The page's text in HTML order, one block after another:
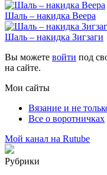
Шаль – накидка Веера
Шаль – накидка Зигзаги
Вы можете войти под
на сайте.
Мои сайты
Вязание и не
Все о воротничках
Мой канал на Rutube
Рубрики